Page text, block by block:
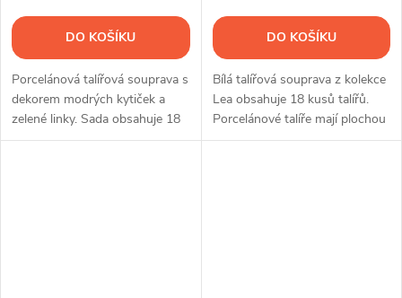
DO KOŠÍKU
Porcelánová talířová souprava s
dekorem modrých kytiček a
zelené linky. Sada obsahuje 18
ks talířů.
DO KOŠÍKU
Bílá talířová souprava z kolekce
Lea obsahuje 18 kusů talířů.
Porcelánové talíře mají plochou
základnu a jemně vroubkované